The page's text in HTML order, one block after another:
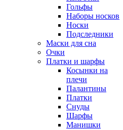
Гольфы
Наборы носков
Носки
Подследники
Маски для сна
Очки
Платки и шарфы
Косынки на
плечи
Палантины
Платки
Снуды
Шарфы
Манишки